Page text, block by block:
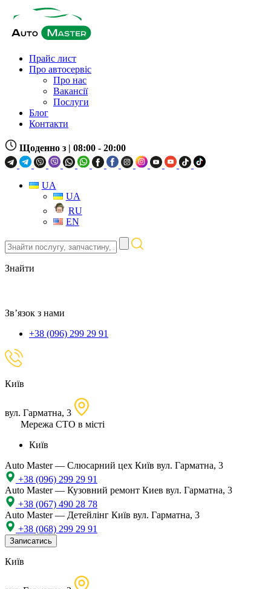
Прайс лист
Про автосервіс
Про нас
Вакансії
Послуги
Блог
Контакти
Щоденно з | 08:00 - 20:00
UA
UA
RU
EN
Знайти
послугу,
запчастину,
локацію
Знайти
Зв’язок з нами
+38 (096) 299 29 91
Київ
вул. Гарматна, 3
Мережа СТО в місті
Київ
Auto Master — Слюсарний цех Київ вул. Гарматна, 3
+38 (096) 299 29 91
Auto Master — Кузовний ремонт Киев вул. Гарматна, 3
+38 (067) 490 28 78
Auto Master — Детейлінг Київ вул. Гарматна, 3
+38 (068) 299 29 91
Записатись
Київ